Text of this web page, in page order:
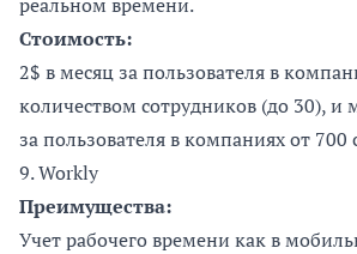
Стоимость:
2$ в месяц за пользователя в
количеством сотрудников (до 30), и
за пользователя в компаниях от 700
9.Workly
Преимущества:
Учет рабочего времени как в